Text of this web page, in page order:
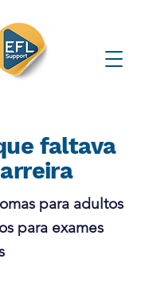
faltava
para adultos
para exames